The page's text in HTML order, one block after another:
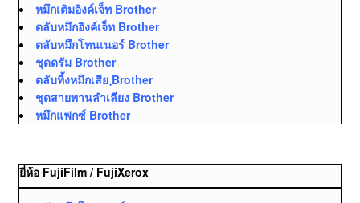
หมึกเติมอิงค์เจ็ท Brother
ตลับหมึกอิงค์เจ็ท Brother
ตลับหมึกโทนเนอร์ Brother
ชุดดรัม Brother
ตลับทิ้งหมึกเสีย ฺBrother
ชุดสายพานลำเลียง Brother
หมึกแฟกซ์ Brother
ยี่ห้อ FujiFilm / FujiXerox